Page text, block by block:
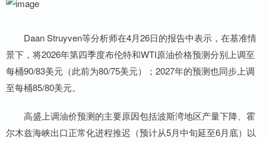
Daan Struyven等分析师在4月26日的报告中表示，在基准情
景下，将2026年第四季度布伦特和WTI原油价格预测分别上调至
每桶90/83美元（此前为80/75美元）；2027年的预测也同步上调
至每桶85/80美元。
高盛上调油价预测的主要原因包括波斯湾地区产量下降、霍
尔木兹海峡出口正常化进程推迟（预计从5月中旬延至6月底）以